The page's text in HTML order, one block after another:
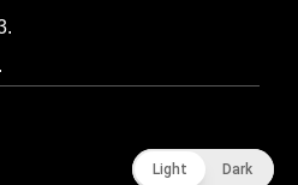
Light Dark
Light Dark